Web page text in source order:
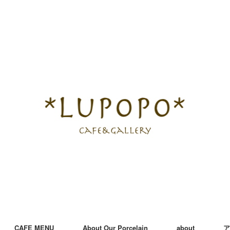
CAFE MENU About Our Porcelain about